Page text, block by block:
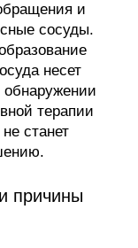
и
сосуды.
несет
обнаружении
терапии
станет
причины